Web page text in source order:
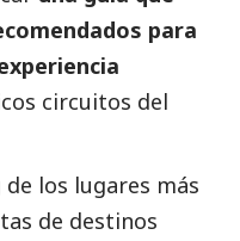
para
circuitos del
los lugares más
de destinos